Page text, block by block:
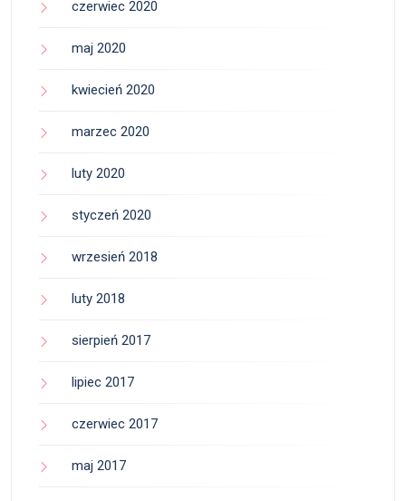
czerwiec 2020
maj 2020
kwiecień 2020
marzec 2020
luty 2020
styczeń 2020
wrzesień 2018
luty 2018
sierpień 2017
lipiec 2017
czerwiec 2017
maj 2017